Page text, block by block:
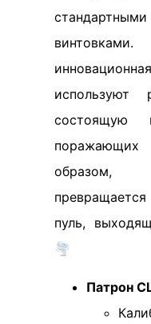
используют
состоящую
образом,
пуль,
🌪️
Патрон